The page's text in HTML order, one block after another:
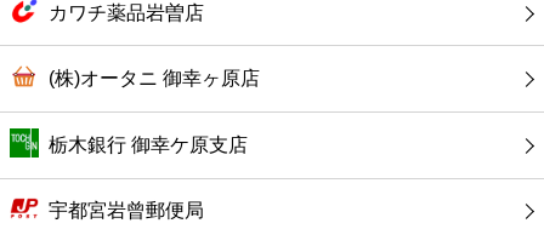
書店
ファミレス
ファーストフード
カワチ薬品岩曽店
(株)オータニ 御幸ヶ原店
栃木銀行 御幸ケ原支店
宇都宮岩曾郵便局